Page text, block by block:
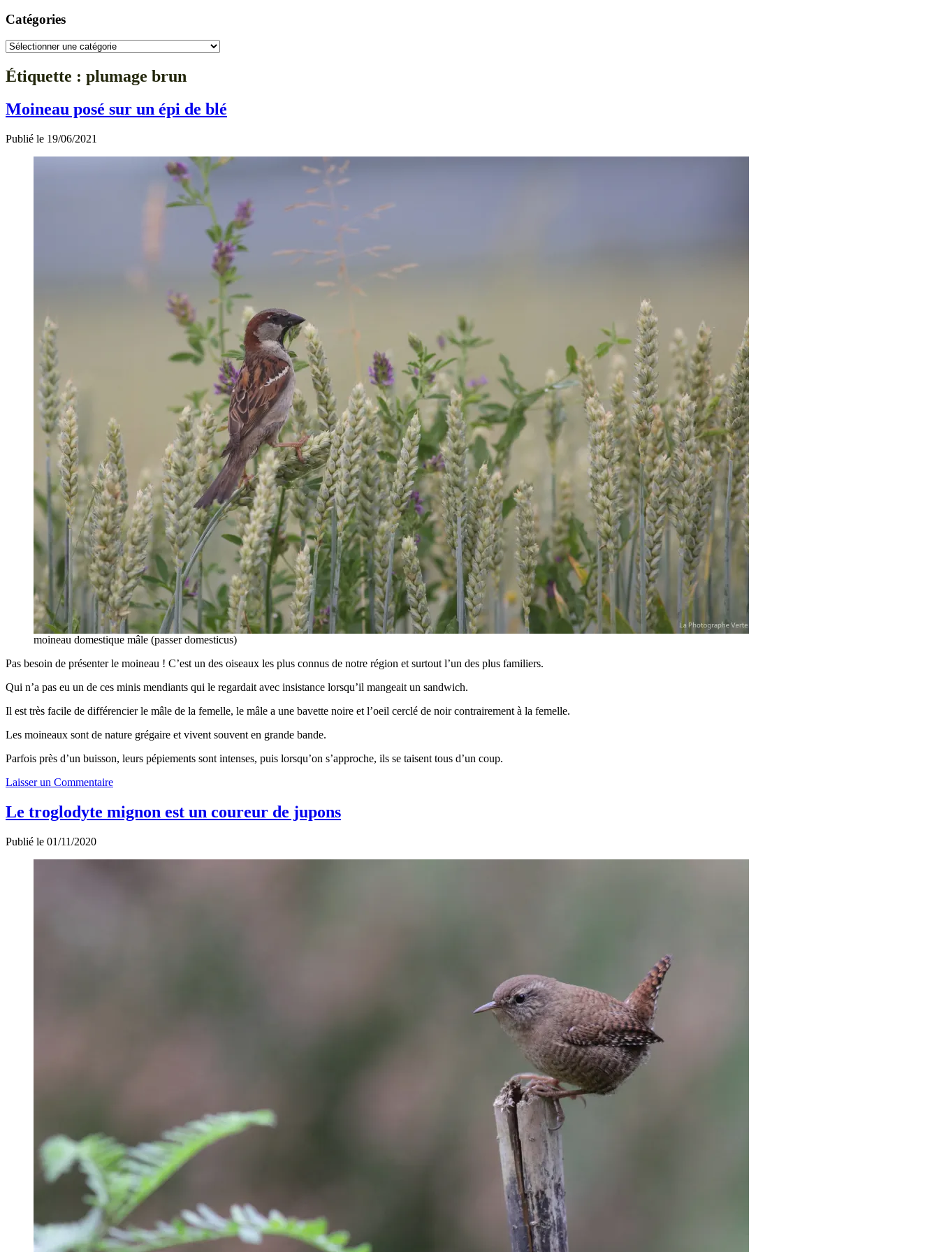
Catégories
Catégories
Étiquette : plumage brun
Moineau posé sur un épi de blé
Publié le 19/06/2021
moineau domestique mâle (passer domesticus)
Pas besoin de présenter le moineau ! C’est un des oiseaux les plus connus de notre région et surtout l’un des plus familiers.
Qui n’a pas eu un de ces minis mendiants qui le regardait avec insistance lorsqu’il mangeait un sandwich.
Il est très facile de différencier le mâle de la femelle, le mâle a une bavette noire et l’oeil cerclé de noir contrairement à la femelle.
Les moineaux sont de nature grégaire et vivent souvent en grande bande.
Parfois près d’un buisson, leurs pépiements sont intenses, puis lorsqu’on s’approche, ils se taisent tous d’un coup.
Laisser un Commentaire
Le troglodyte mignon est un coureur de jupons
Publié le 01/11/2020